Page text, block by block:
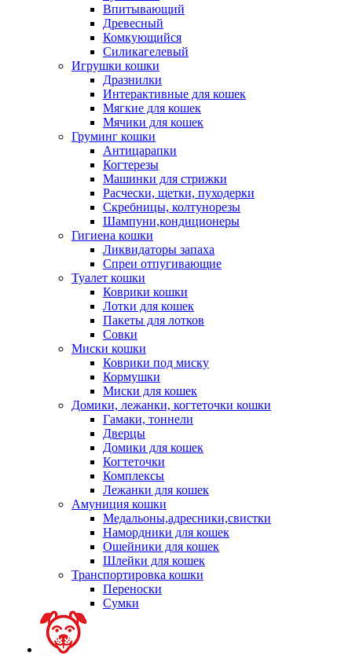
Впитывающий
Древесный
Комкующийся
Силикагелевый
Игрушки кошки
Дразнилки
Интерактивные для кошек
Мягкие для кошек
Мячики для кошек
Груминг кошки
Антицарапки
Когтерезы
Машинки для стрижки
Расчески, щетки, пуходерки
Скребницы, колтунорезы
Шампуни,кондиционеры
Гигиена кошки
Ликвидаторы запаха
Спреи отпугивающие
Туалет кошки
Коврики кошки
Лотки для кошек
Пакеты для лотков
Совки
Миски кошки
Коврики под миску
Кормушки
Миски для кошек
Домики, лежанки, когтеточки кошки
Гамаки, тоннели
Дверцы
Домики для кошек
Когтеточки
Комплексы
Лежанки для кошек
Амуниция кошки
Медальоны,адресники,свистки
Намордники для кошек
Ошейники для кошек
Шлейки для кошек
Транспортировка кошки
Переноски
Сумки